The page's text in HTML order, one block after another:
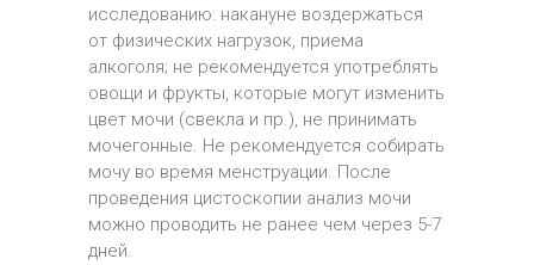
исследованию: накануне воздержаться
от физических нагрузок, приема
алкоголя; не рекомендуется употреблять
овощи и фрукты, которые могут изменить
цвет мочи (свекла и пр.), не принимать
мочегонные. Не рекомендуется собирать
мочу во время менструации. После
проведения цистоскопии анализ мочи
можно проводить не ранее чем через 5-7
дней.